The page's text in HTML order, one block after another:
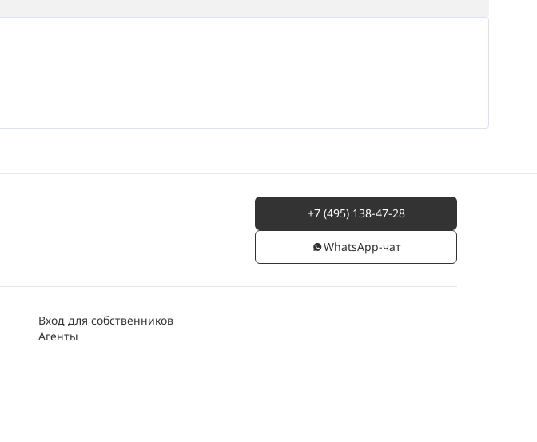
+7 (495) 138-47-28
WhatsАpp-чат
Вход для собственников
Агенты